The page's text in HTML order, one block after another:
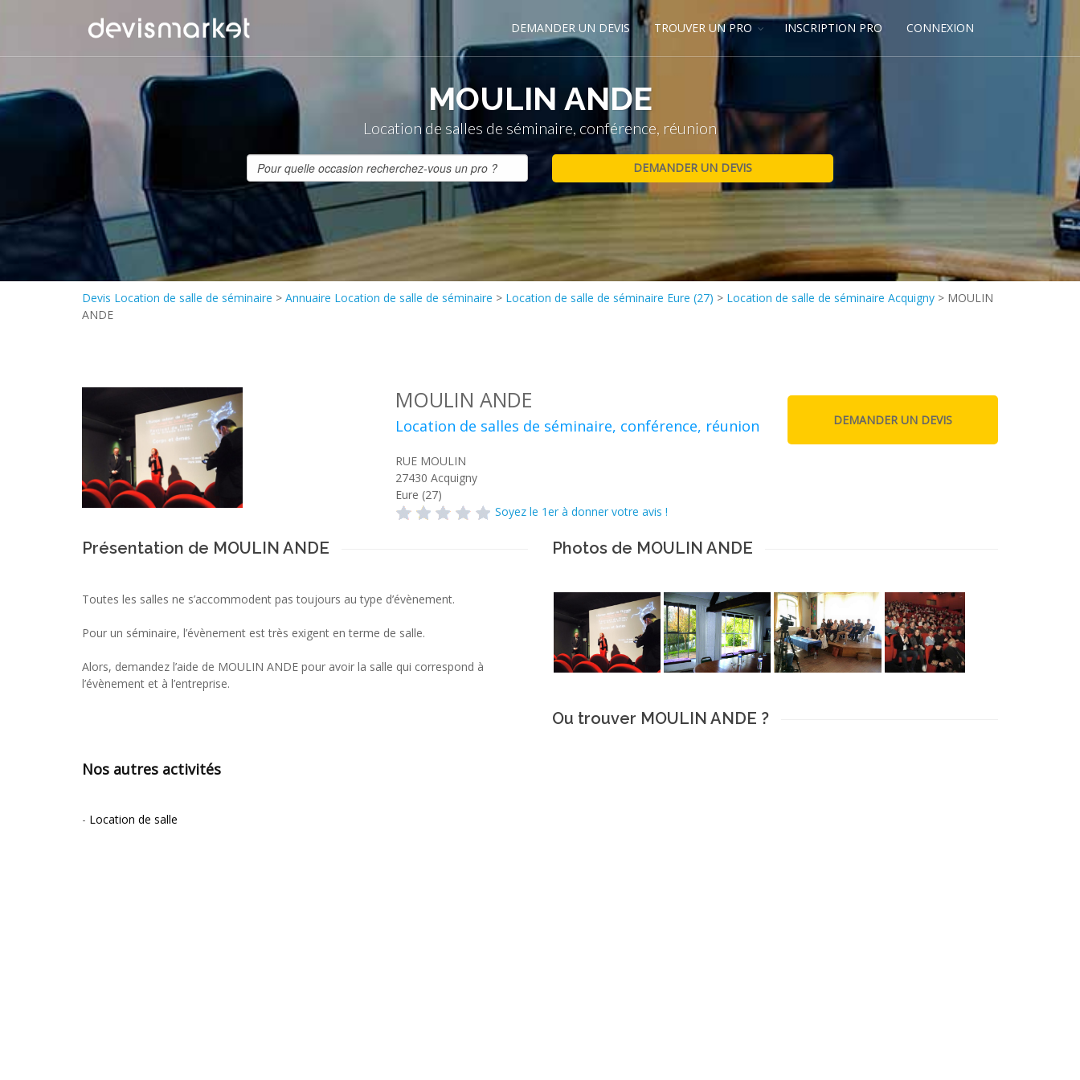
DEMANDER UN DEVIS TROUVER UN PRO INSCRIPTION PRO CONNEXION
MOULIN ANDE
Location de salles de séminaire, conférence, réunion
Devis Location de salle de séminaire > Annuaire Location de salle de séminaire > Location de salle de séminaire Eure (27) > Location de salle de séminaire Acquigny > MOULIN
ANDE
MOULIN ANDE
Location de salles de séminaire, conférence, réunion
RUE MOULIN
27430 Acquigny
Eure (27)
Soyez le 1er à donner votre avis !
Présentation de MOULIN ANDE
Toutes les salles ne s’accommodent pas toujours au type d’évènement.
Pour un séminaire, l’évènement est très exigent en terme de salle.
Alors, demandez l’aide de MOULIN ANDE pour avoir la salle qui correspond à
l’évènement et à l’entreprise.
Nos autres activités
- Location de salle
Photos de MOULIN ANDE
Ou trouver MOULIN ANDE ?